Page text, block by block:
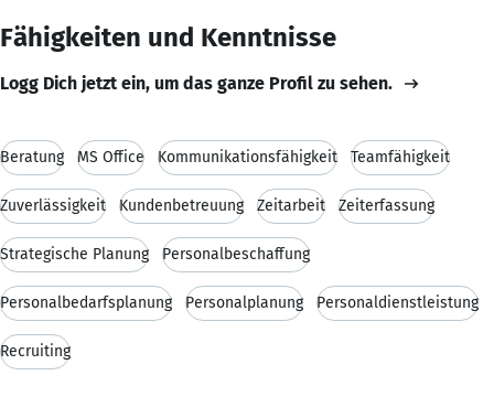
Fähigkeiten und Kenntnisse
Logg Dich jetzt ein, um das ganze Profil zu sehen.
Beratung MS Office Kommunikationsfähigkeit Teamfähigkeit
Zuverlässigkeit Kundenbetreuung Zeitarbeit Zeiterfassung
Strategische Planung Personalbeschaffung
Personalbedarfsplanung Personalplanung Personaldienstleistung
Recruiting